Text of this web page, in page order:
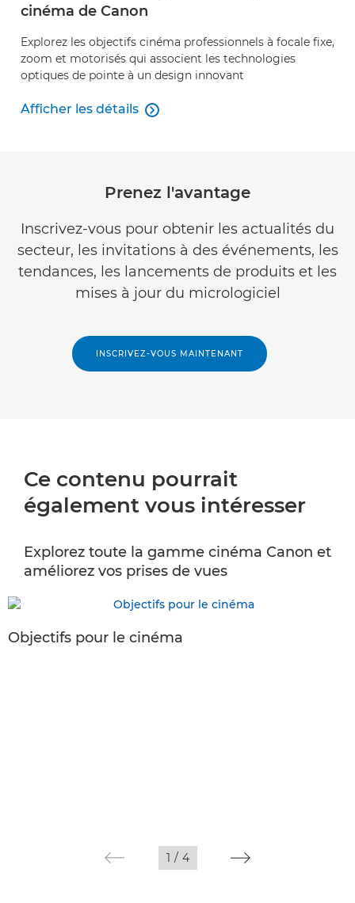
cinéma de Canon
Explorez les objectifs cinéma professionnels à focale fixe,
zoom et motorisés qui associent les technologies
optiques de pointe à un design innovant
Afficher les détails
Présentation de la gamme d'objectifs cinéma de

Prenez l'avantage
Inscrivez-vous pour obtenir les actualités du
secteur, les invitations à des événements, les
tendances, les lancements de produits et les
mises à jour du micrologiciel
INSCRIVEZ-VOUS MAINTENANT
Ce contenu pourrait
également vous intéresser
Explorez toute la gamme cinéma Canon et
améliorez vos prises de vues
Objectifs pour le cinéma
1 / 4